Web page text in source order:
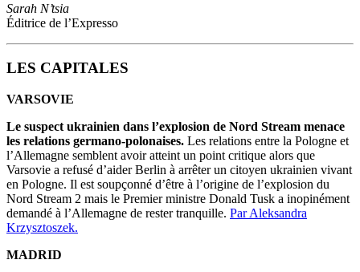
Sarah N’tsia
Éditrice de l’Expresso
LES CAPITALES
VARSOVIE
Le suspect ukrainien dans l’explosion de Nord Stream menace
les relations germano-polonaises. Les relations entre la Pologne et
l’Allemagne semblent avoir atteint un point critique alors que
Varsovie a refusé d’aider Berlin à arrêter un citoyen ukrainien vivant
en Pologne. Il est soupçonné d’être à l’origine de l’explosion du
Nord Stream 2 mais le Premier ministre Donald Tusk a inopinément
demandé à l’Allemagne de rester tranquille. Par Aleksandra
Krzysztoszek.
MADRID